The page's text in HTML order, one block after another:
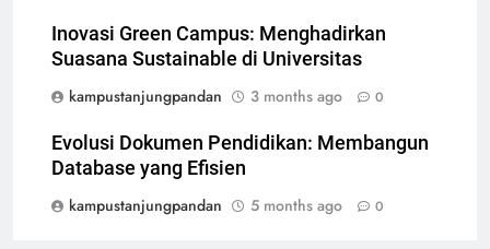
Inovasi Green Campus: Menghadirkan
Suasana Sustainable di Universitas
kampustanjungpandan
3 months ago 0
Evolusi Dokumen Pendidikan: Membangun
Database yang Efisien
kampustanjungpandan
5 months ago 0